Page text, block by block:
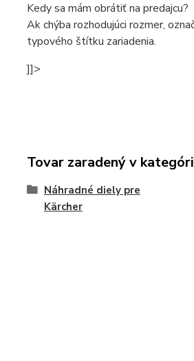
Kedy sa mám obrátiť na predajcu?
Ak chýba rozhodujúci rozmer,
typového štítku zariadenia.
]]>
Tovar zaradený v
Náhradné diely pre
Kärcher